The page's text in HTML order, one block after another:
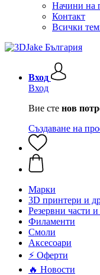
Начини на
Контакт
Всички
Вход
Вход
Вие сте нов
Създаване на
Mарки
3D принтери и
Резервни части
Филаменти
Смоли
Аксесоари
⚡ Оферти
🔥 Новости